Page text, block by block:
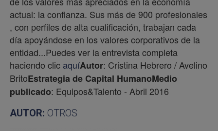
actual: la confianza. Sus más de 900 profesionales
, con perfiles de alta cualificación, trabajan cada
día apoyándose en los valores corporativos de la
entidad...Puedes ver la entrevista completa
haciendo clic aquíAutor: Cristina Hebrero / Avelino
BritoEstrategia de Capital HumanoMedio
publicado: Equipos&Talento - Abril 2016
AUTOR: OTROS